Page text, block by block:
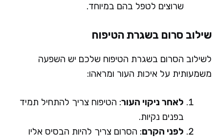
שרוצים לטפל בהם במיוחד.
שילוב סרום בשגרת הטיפוח
לשילוב הסרום בשגרת הטיפוח שלכם יש השפעה
משמעותית על איכות העור ומראהו:
לאחר ניקוי העור: הטיפוח צריך להתחיל תמיד
בפנים נקיות.
לפני הקרם: הסרום צריך להיות הבסיס אליו